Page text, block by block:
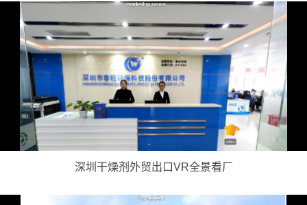
深圳干燥剂外贸出口VR全景看厂